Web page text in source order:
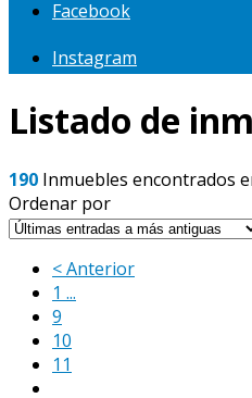
Facebook
Instagram
Listado de
190 Inmuebles encontrados
Ordenar por
< Anterior
1 ...
9
10
11